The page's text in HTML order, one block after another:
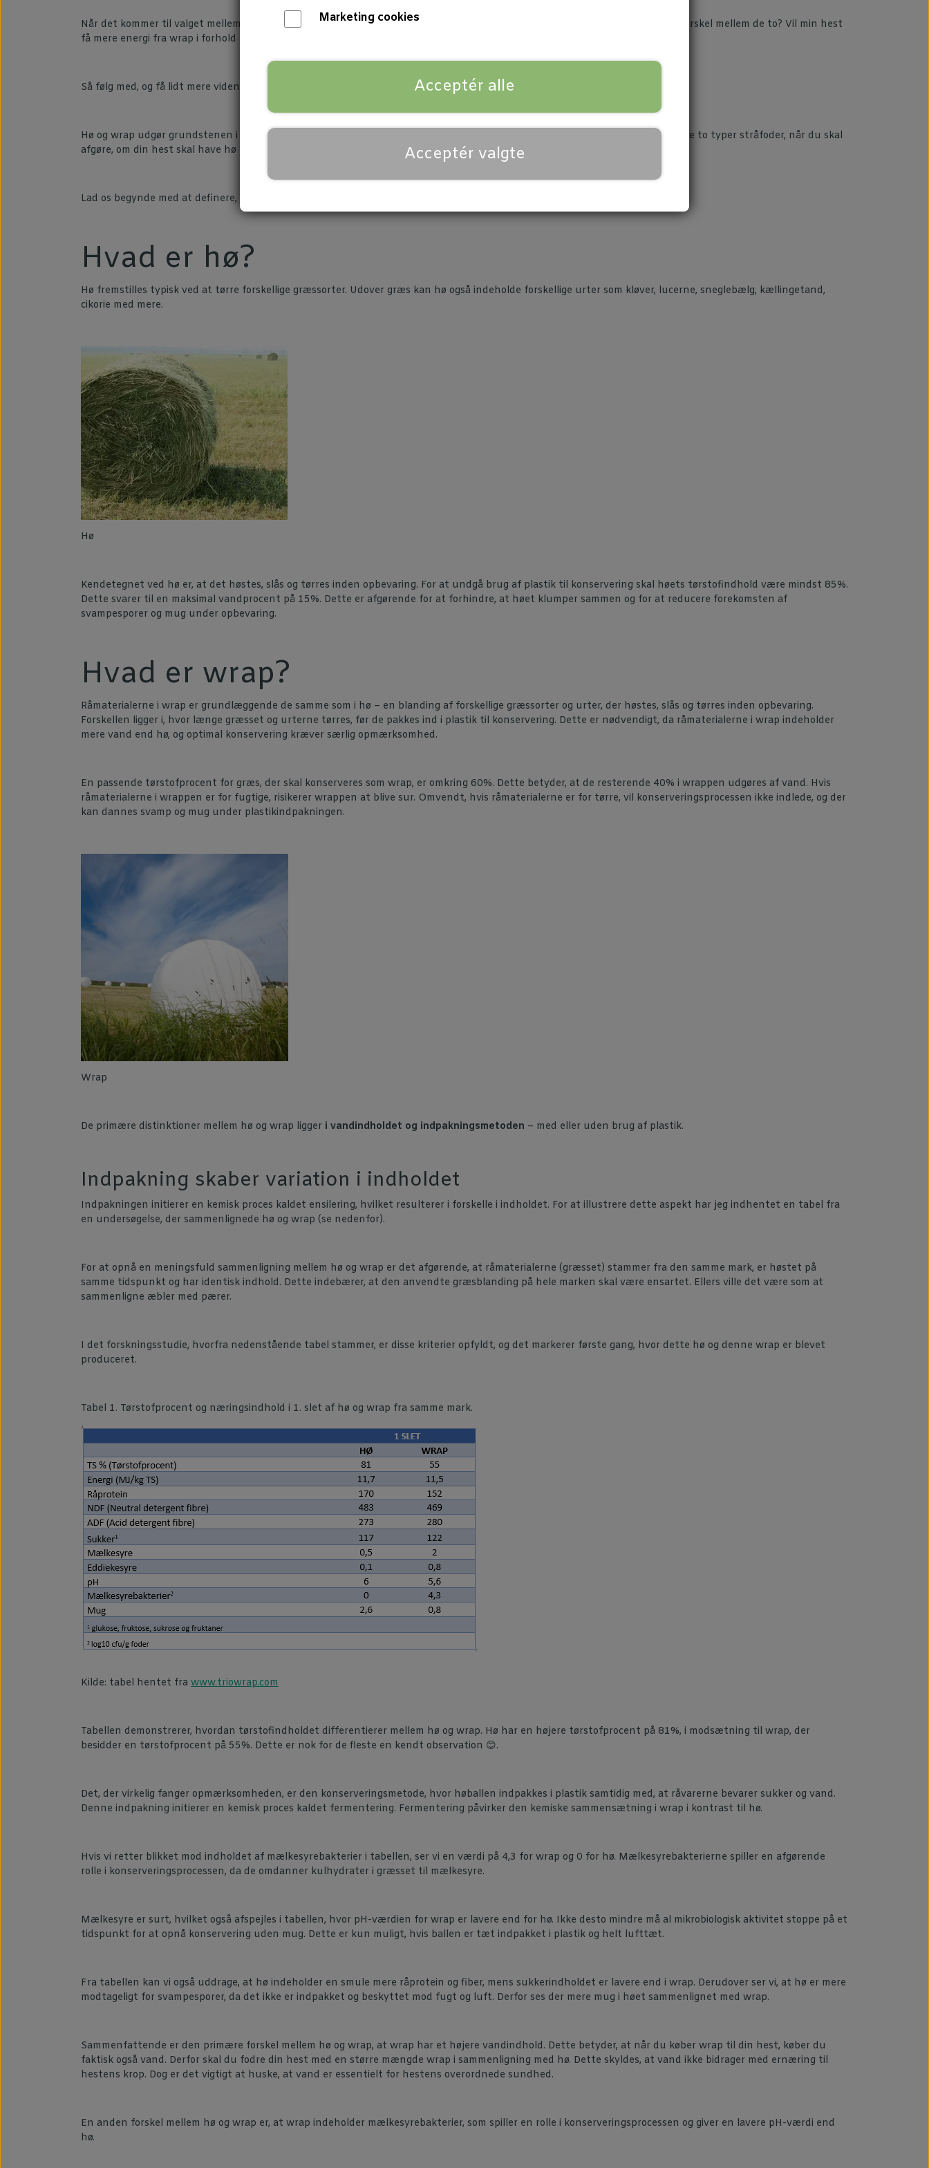
Når det kommer til valget mellem hø og wrap som stråfoder til din hest, rejser der sig en række spørgsmål. Er der en egentlig forskel mellem de to? Vil min hest
få mere energi fra wrap i forhold til hø? Disse spørgsmål, og flere, vil blive uddybet og besvaret i denne artikel.
Så følg med, og få lidt mere viden.
Hø og wrap udgør grundstenen i vores hestes kost, især i vintermånederne. Derfor er det vigtigt at forstå forskellene mellem de to typer stråfoder, når du skal
afgøre, om din hest skal have hø eller wrap.
Lad os begynde med at definere, hvad hø egentlig er, og hvilke plantematerialer det typisk består af.
Hvad er hø?
Hø fremstilles typisk ved at tørre forskellige græssorter. Udover græs kan hø også indeholde forskellige urter som kløver, lucerne, sneglebælg, kællingetand,
cikorie med mere.
Hø
Kendetegnet ved hø er, at det høstes, slås og tørres inden opbevaring. For at undgå brug af plastik til konservering skal høets tørstofindhold være mindst 85%.
Dette svarer til en maksimal vandprocent på 15%. Dette er afgørende for at forhindre, at høet klumper sammen og for at reducere forekomsten af
svampesporer og mug under opbevaring.
Hvad er wrap?
Råmaterialerne i wrap er grundlæggende de samme som i hø – en blanding af forskellige græssorter og urter, der høstes, slås og tørres inden opbevaring.
Forskellen ligger i, hvor længe græsset og urterne tørres, før de pakkes ind i plastik til konservering. Dette er nødvendigt, da råmaterialerne i wrap indeholder
mere vand end hø, og optimal konservering kræver særlig opmærksomhed.
En passende tørstofprocent for græs, der skal konserveres som wrap, er omkring 60%. Dette betyder, at de resterende 40% i wrappen udgøres af vand. Hvis
råmaterialerne i wrappen er for fugtige, risikerer wrappen at blive sur. Omvendt, hvis råmaterialerne er for tørre, vil konserveringsprocessen ikke indlede, og der
kan dannes svamp og mug under plastikindpakningen.
Wrap
De primære distinktioner mellem hø og wrap ligger i vandindholdet og indpakningsmetoden – med eller uden brug af plastik.
Indpakning skaber variation i indholdet
Indpakningen initierer en kemisk proces kaldet ensilering, hvilket resulterer i forskelle i indholdet. For at illustrere dette aspekt har jeg indhentet en tabel fra
en undersøgelse, der sammenlignede hø og wrap (se nedenfor).
For at opnå en meningsfuld sammenligning mellem hø og wrap er det afgørende, at råmaterialerne (græsset) stammer fra den samme mark, er høstet på
samme tidspunkt og har identisk indhold. Dette indebærer, at den anvendte græsblanding på hele marken skal være ensartet. Ellers ville det være som at
sammenligne æbler med pærer.
I det forskningsstudie, hvorfra nedenstående tabel stammer, er disse kriterier opfyldt, og det markerer første gang, hvor dette hø og denne wrap er blevet
produceret.
Tabel 1. Tørstofprocent og næringsindhold i 1. slet af hø og wrap fra samme mark.
Kilde: tabel hentet fra www.triowrap.com
Tabellen demonstrerer, hvordan tørstofindholdet differentierer mellem hø og wrap. Hø har en højere tørstofprocent på 81%, i modsætning til wrap, der
besidder en tørstofprocent på 55%. Dette er nok for de fleste en kendt observation 😊.
Det, der virkelig fanger opmærksomheden, er den konserveringsmetode, hvor høballen indpakkes i plastik samtidig med, at råvarerne bevarer sukker og vand.
Denne indpakning initierer en kemisk proces kaldet fermentering. Fermentering påvirker den kemiske sammensætning i wrap i kontrast til hø.
Hvis vi retter blikket mod indholdet af mælkesyrebakterier i tabellen, ser vi en værdi på 4,3 for wrap og 0 for hø. Mælkesyrebakterierne spiller en afgørende
rolle i konserveringsprocessen, da de omdanner kulhydrater i græsset til mælkesyre.
Mælkesyre er surt, hvilket også afspejles i tabellen, hvor pH-værdien for wrap er lavere end for hø. Ikke desto mindre må al mikrobiologisk aktivitet stoppe på et
tidspunkt for at opnå konservering uden mug. Dette er kun muligt, hvis ballen er tæt indpakket i plastik og helt lufttæt.
Fra tabellen kan vi også uddrage, at hø indeholder en smule mere råprotein og fiber, mens sukkerindholdet er lavere end i wrap. Derudover ser vi, at hø er mere
modtageligt for svampesporer, da det ikke er indpakket og beskyttet mod fugt og luft. Derfor ses der mere mug i høet sammenlignet med wrap.
Sammenfattende er den primære forskel mellem hø og wrap, at wrap har et højere vandindhold. Dette betyder, at når du køber wrap til din hest, køber du
faktisk også vand. Derfor skal du fodre din hest med en større mængde wrap i sammenligning med hø. Dette skyldes, at vand ikke bidrager med ernæring til
hestens krop. Dog er det vigtigt at huske, at vand er essentielt for hestens overordnede sundhed.
En anden forskel mellem hø og wrap er, at wrap indeholder mælkesyrebakterier, som spiller en rolle i konserveringsprocessen og giver en lavere pH-værdi end
hø.
Marketing cookies
Acceptér alle
Acceptér valgte